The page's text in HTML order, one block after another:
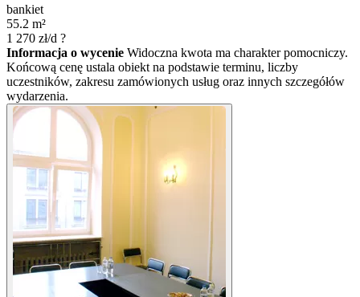
bankiet
55.2 m²
1 270 zł/d ?
Informacja o wycenie Widoczna kwota ma charakter pomocniczy.
Końcową cenę ustala obiekt na podstawie terminu, liczby
uczestników, zakresu zamówionych usług oraz innych szczegółów
wydarzenia.